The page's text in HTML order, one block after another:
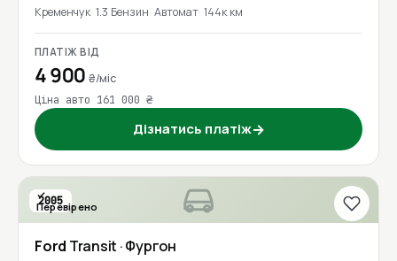
Кременчук 1.3 Бензин Автомат 144к км
ПЛАТІЖ ВІД
4 900₴/міс
Ціна авто 161 000 ₴
Дізнатись платіж→
2005
Перевірено
Ford Transit · Фургон